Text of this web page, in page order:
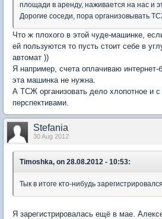
площади в аренду, наживается на нас и
Дорогие соседи, пора организовывать
Что ж плохого в этой чуде-машинке,
ей пользуются то пусть стоит себе в
автомат ))
Я например, счета оплачиваю интернет-
эта машинка не нужна.
А ТСЖ организовать дело хлопотное и
перспективами.
Stefania
30 Aug 2012
Timoshka, on 28.08.2012 - 10:53:
Тык в итоге кто-нибудь
Я зарегистрировалась ещё в мае.